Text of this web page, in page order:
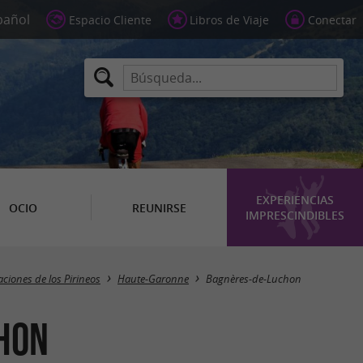
Espacio Cliente Libros de Viaje Conectar
OCIO REUNIRSE
EXPERIENCIAS
IMPRESCINDIBLES
Masquer la carte
de los Pirineos Haute-Garonne Bagnères-de-Luchon